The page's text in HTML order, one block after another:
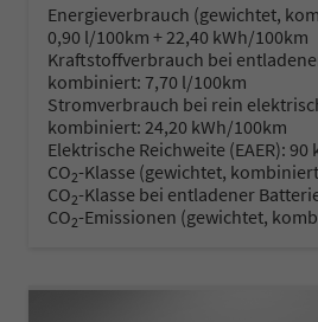
Energieverbrauch (gewichtet,
0,90 l/100km + 22,40 kWh/100km
Kraftstoffverbrauch bei
kombiniert: 7,70 l/100km
Stromverbrauch bei rein
kombiniert: 24,20 kWh/100km
Elektrische Reichweite (EAER): 90
CO2-Klasse (gewichtet,
CO2-Klasse bei entladener
CO2-Emissionen (gewichtet,